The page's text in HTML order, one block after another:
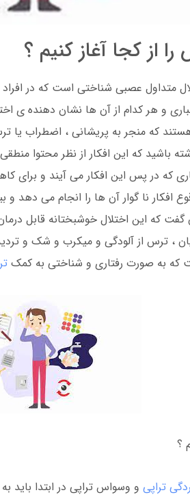
از کجا آغاز کنیم ؟
عصبی شناختی است که در افراد
و هر کدام از آن ها نشان دهنده ی
که منجر به پریشانی ، اضطراب
باشید که این افکار از نظر محتوا
که در پس این افکار می آیند و برای
افکار نا گوار آن ها را انجام می دهد
گفت که این اختلال خوشبختانه قابل
، ترس از آلودگی و میکرب و شک و
که به صورت رفتاری و شناختی به کمک
؟
تراپی و وسواس تراپی در ابتدا باید